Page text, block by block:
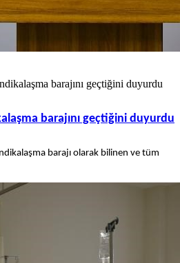
barajını geçtiğini duyurdu
barajını geçtiğini duyurdu
barajı olarak bilinen ve tüm